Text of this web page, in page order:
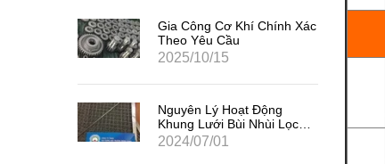
Gia Công Cơ Khí Chính Xác
Theo Yêu Cầu
2025/10/15
Nguyên Lý Hoạt Động
Khung Lưới Bùi Nhùi Lọc
Tách Hơi Dầu
2024/07/01